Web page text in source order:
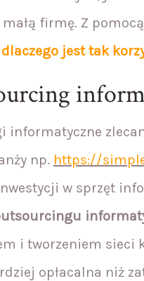
firmę. Z
jest tak
informatyczne
np. https://
w sprzęt
i tworzeniem sieci
opłacalna niż